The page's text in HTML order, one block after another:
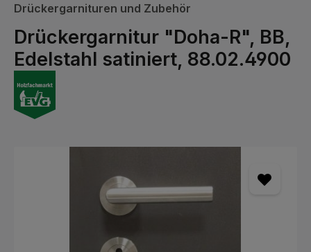
Drückergarnituren und Zubehör
Drückergarnitur "Doha-R", BB,
Edelstahl satiniert, 88.02.4900